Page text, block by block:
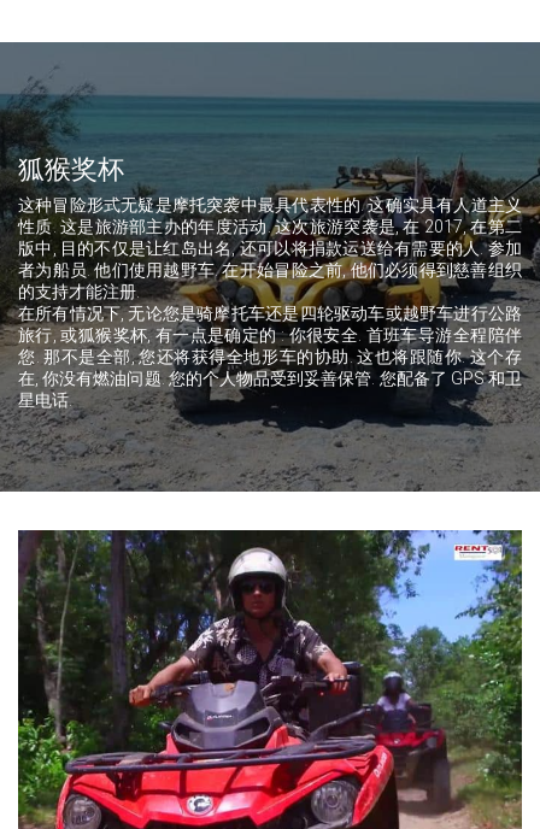
狐猴奖杯
这种冒险形式无疑是摩托突袭中最具代表性的. 这确实具有人道主义
性质. 这是旅游部主办的年度活动. 这次旅游突袭是, 在 2017, 在第二
版中, 目的不仅是让红岛出名, 还可以将捐款运送给有需要的人. 参加
者为船员. 他们使用越野车. 在开始冒险之前, 他们必须得到慈善组织
的支持才能注册.
在所有情况下, 无论您是骑摩托车还是四轮驱动车或越野车进行公路
旅行, 或狐猴奖杯, 有一点是确定的 : 你很安全. 首班车导游全程陪伴
您. 那不是全部, 您还将获得全地形车的协助. 这也将跟随你. 这个存
在, 你没有燃油问题. 您的个人物品受到妥善保管. 您配备了 GPS 和卫
星电话.